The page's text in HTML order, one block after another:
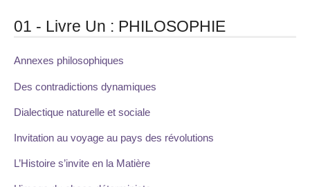
01 - Livre Un : PHILOSOPHIE
Annexes philosophiques
Des contradictions dynamiques
Dialectique naturelle et sociale
Invitation au voyage au pays des révolutions
L’Histoire s’invite en la Matière